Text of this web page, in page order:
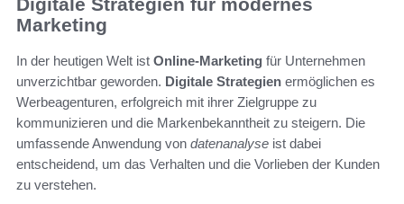
Marketing
In der heutigen Welt ist Online-Marketing für Unternehmen
unverzichtbar geworden. Digitale Strategien ermöglichen es
Werbeagenturen, erfolgreich mit ihrer Zielgruppe zu
kommunizieren und die Markenbekanntheit zu steigern. Die
umfassende Anwendung von datenanalyse ist dabei
entscheidend, um das Verhalten und die Vorlieben der Kunden
zu verstehen.